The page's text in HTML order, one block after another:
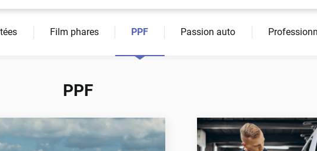
film adhésif AutoFilm phares PPF Passion auto
PPF